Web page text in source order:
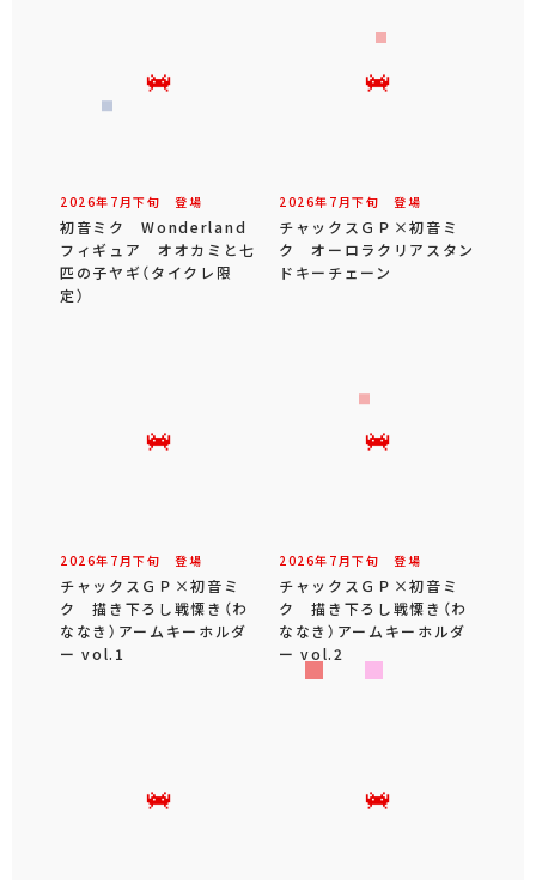
2026年 7 月下旬 登場
初音ミク Wonderland
フィギュア オオカミと七
匹の子ヤギ（タイクレ限
定）
2026年 7 月下旬 登場
チャックスＧＰ×初音ミ
ク オーロラクリアスタン
ドキーチェーン
2026年 7 月下旬 登場
チャックスＧＰ×初音ミ
ク 描き下ろし戦慄き（わ
ななき）アームキーホルダ
ー vol.1
2026年 7 月下旬 登場
チャックスＧＰ×初音ミ
ク 描き下ろし戦慄き（わ
ななき）アームキーホルダ
ー vol.2